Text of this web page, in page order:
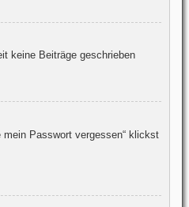
keine Beiträge geschrieben
Passwort vergessen“ klickst